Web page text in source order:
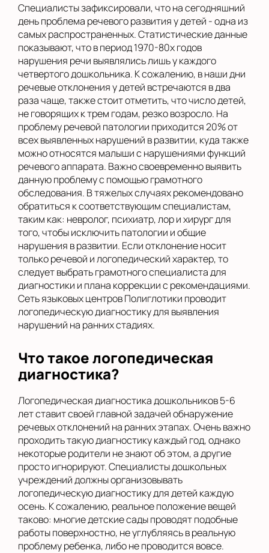
Специалисты зафиксировали, что на сегодняшний
день проблема речевого развития у детей - одна из
самых распространенных. Статистические данные
показывают, что в период 1970-80х годов
нарушения речи выявлялись лишь у каждого
четвертого дошкольника. К сожалению, в наши дни
речевые отклонения у детей встречаются в два
раза чаще, также стоит отметить, что число детей,
не говорящих к трем годам, резко возросло. На
проблему речевой патологии приходится 20% от
всех выявленных нарушений в развитии, куда также
можно относятся малыши с нарушениями функций
речевого аппарата. Важно своевременно выявить
данную проблему с помощью грамотного
обследования. В тяжелых случаях рекомендовано
обратиться к соответствующим специалистам,
таким как: невролог, психиатр, лор и хирург для
того, чтобы исключить патологии и общие
нарушения в развитии. Если отклонение носит
только речевой и логопедический характер, то
следует выбрать грамотного специалиста для
диагностики и плана коррекции с рекомендациями.
Сеть языковых центров Полиглотики проводит
логопедическую диагностику для выявления
нарушений на ранних стадиях.
Что такое логопедическая
диагностика?
Логопедическая диагностика дошкольников 5-6
лет ставит своей главной задачей обнаружение
речевых отклонений на ранних этапах. Очень важно
проходить такую диагностику каждый год, однако
некоторые родители не знают об этом, а другие
просто игнорируют. Специалисты дошкольных
учреждений должны организовывать
логопедическую диагностику для детей каждую
осень. К сожалению, реальное положение вещей
таково: многие детские сады проводят подобные
работы поверхностно, не углубляясь в реальную
проблему ребенка, либо не проводится вовсе.